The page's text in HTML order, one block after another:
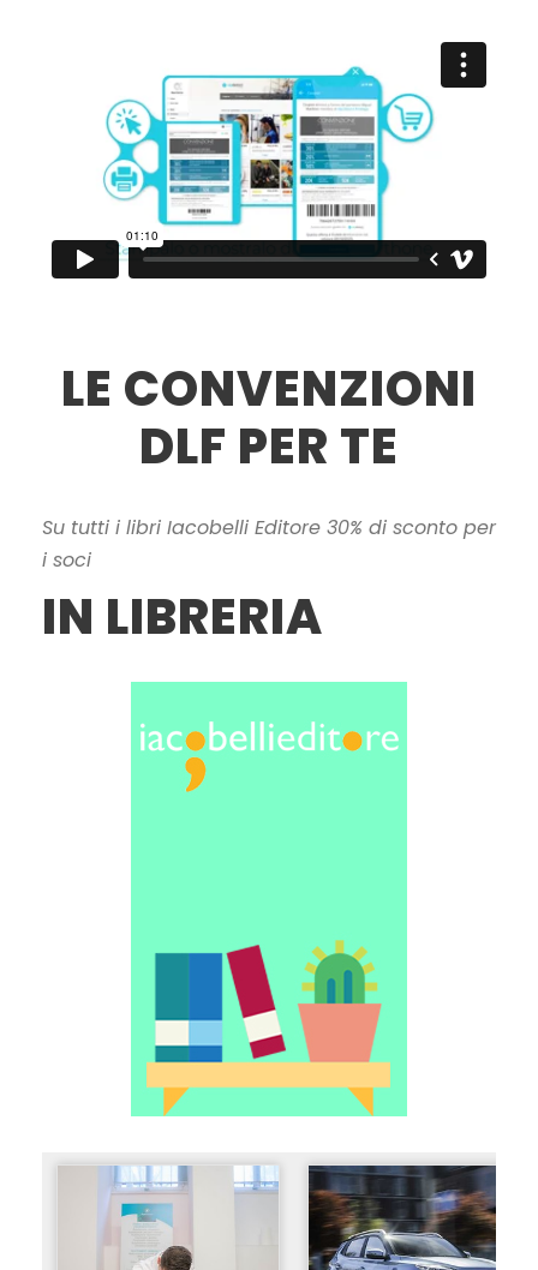
LE CONVENZIONI
DLF PER TE
Su tutti i libri Iacobelli Editore 30% di sconto per
i soci
IN LIBRERIA